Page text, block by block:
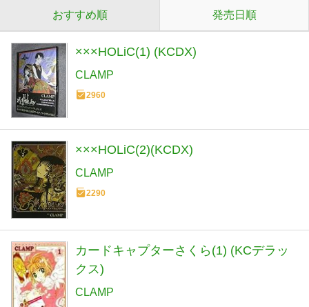
おすすめ順 発売日順
×××HOLiC(1) (KCDX)
CLAMP
2960
×××HOLiC(2)(KCDX)
CLAMP
2290
カードキャプターさくら(1) (KCデラッ
クス)
CLAMP